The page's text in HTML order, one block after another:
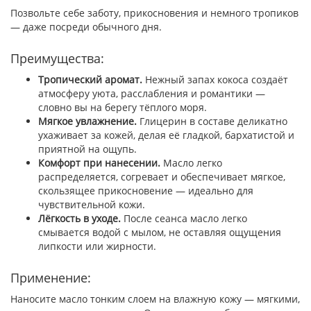
Позвольте себе заботу, прикосновения и немного тропиков
— даже посреди обычного дня.
Преимущества:
Тропический аромат. Нежный запах кокоса создаёт
атмосферу уюта, расслабления и романтики —
словно вы на берегу тёплого моря.
Мягкое увлажнение. Глицерин в составе деликатно
ухаживает за кожей, делая её гладкой, бархатистой и
приятной на ощупь.
Комфорт при нанесении. Масло легко
распределяется, согревает и обеспечивает мягкое,
скользящее прикосновение — идеально для
чувствительной кожи.
Лёгкость в уходе. После сеанса масло легко
смывается водой с мылом, не оставляя ощущения
липкости или жирности.
Применение:
Наносите масло тонким слоем на влажную кожу — мягкими,